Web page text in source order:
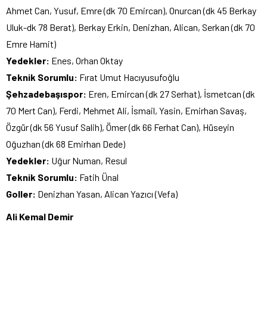
Ahmet Can, Yusuf, Emre (dk 70 Emircan), Onurcan (dk 45 Berkay
Uluk-dk 78 Berat), Berkay Erkin, Denizhan, Alican, Serkan (dk 70
Emre Hamit)
Yedekler: Enes, Orhan Oktay
Teknik Sorumlu: Fırat Umut Hacıyusufoğlu
Şehzadebaşıspor: Eren, Emircan (dk 27 Serhat), İsmetcan (dk
70 Mert Can), Ferdi, Mehmet Ali, İsmail, Yasin, Emirhan Savaş,
Özgür (dk 56 Yusuf Salih), Ömer (dk 66 Ferhat Can), Hüseyin
Oğuzhan (dk 68 Emirhan Dede)
Yedekler: Uğur Numan, Resul
Teknik Sorumlu: Fatih Ünal
Goller: Denizhan Yasan, Alican Yazıcı (Vefa)
Ali Kemal Demir